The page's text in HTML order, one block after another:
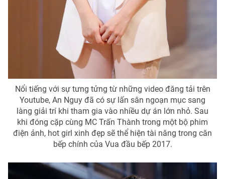
cấp ngày 29/12/2023
Vũ Thanh Thủy
Phó Tổng Biên tập:
Nguyễn Thị Mỹ Hạnh, Phạm Quốc Thắng,
Nguyễn Trọng Ninh
024.38 355 931 - 024.38 355 932
Ðiện thoại Thời báo VTV:
024.66 897 897
Email: toasoan@vtv.vn
Liên hệ quảng cáo:024-7300.7108
Nổi tiếng với sự tưng tửng từ những video đăng tải trên
Youtube, An Nguy đã có sự lấn sân ngoạn mục sang
làng giải trí khi tham gia vào nhiều dự án lớn nhỏ. Sau
khi đóng cặp cùng MC Trấn Thành trong một bộ phim
điện ảnh, hot girl xinh đẹp sẽ thể hiện tài năng trong căn
bếp chính của Vua đầu bếp 2017.